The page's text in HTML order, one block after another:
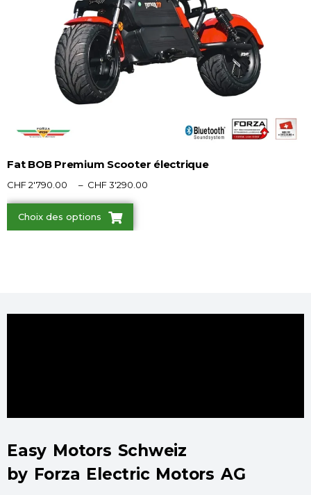
Fat BOB Premium Scooter électrique
CHF2'790.00 – CHF3'290.00
Choix des options
Easy Motors Schweiz
by Forza Electric Motors AG